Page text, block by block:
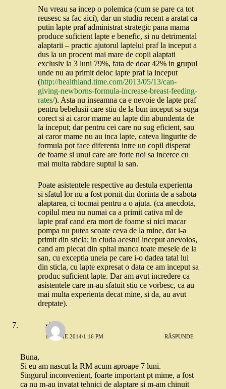
Nu vreau sa incep o polemica (cum se pare ca tot
reusesc sa fac aici), dar un studiu recent a aratat ca
putin lapte praf administrat strategic pana mama
produce suficient lapte e benefic, si nu detrimental
alaptarii – practic ajutorul laptelui praf la inceput a
dus la un procent mai mare de copii alaptati
exclusiv la 3 luni 79%, fata de doar 42% in grupul
unde nu au primit deloc lapte praf la inceput
(http://healthland.time.com/2013/05/13/can-
giving-newborns-formula-increase-breast-feeding-
rates/). Asta nu inseamna ca e nevoie de lapte praf
pentru bebelusii care stiu de la bun inceput sa suga
corect si ai caror mame au lapte din abundenta de
la inceput; dar pentru cei care nu sug eficient, sau
ai caror mame nu au inca lapte, cateva lingurite de
formula pot face diferenta intre un copil disperat
de foame si unul care are forte noi sa incerce cu
mai multa rabdare suptul la san.
Poate asistentele respective au destula experienta
si sfatul lor nu a fost pornit din dorinta de a sabota
alaptarea, ci tocmai pentru a o ajuta. (ca anecdota,
copilul meu nu numai ca a primit cativa ml de
lapte praf cand era mort de foame si nici macar
pompa nu putea scoate ceva de la mine, dar i-a
primit din sticla; in ciuda acestui inceput anevoios,
cand am plecat din spital manca toate mesele de la
san, cu exceptia uneia pe care i-o dadea tatal lui
din sticla, cu lapte expresat o data ce am inceput sa
produc suficient lapte. Dar am avut incredere ca
asistentele care m-au sfatuit stiu ce vorbesc, ca au
mai multa experienta decat mine, si da, au avut
dreptate).
silvia
15 IULIE 2014/1:16 PM RĂSPUNDE
Buna,
Si eu am nascut la RM acum aproape 7 luni.
Singurul inconvenient, foarte important pt mime, a fost
ca nu m-au invatat tehnici de alaptare si m-am chinuit